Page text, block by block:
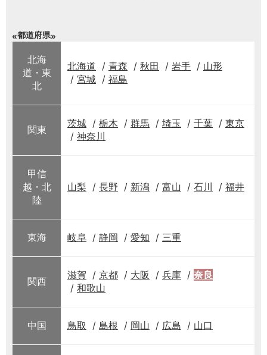
都道府県
北海
道・東
北
北海道 青森 秋田 岩手
山形
宮城
福島
関東
茨城 栃木 群馬 埼玉 千葉
東京
神奈川
甲信
越・北
陸
山梨 長野 新潟 富山 石川 福井
東海 岐阜 静岡 愛知 三重
関西
滋賀 京都 大阪 兵庫
奈良
和歌山
中国 鳥取 島根 岡山 広島 山口